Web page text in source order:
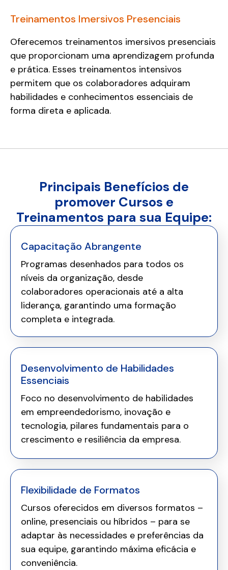
Treinamentos Imersivos Presenciais
Oferecemos treinamentos imersivos presenciais
que proporcionam uma aprendizagem profunda
e prática. Esses treinamentos intensivos
permitem que os colaboradores adquiram
habilidades e conhecimentos essenciais de
forma direta e aplicada.
Principais Benefícios de
promover Cursos e
Treinamentos para sua Equipe:
Capacitação Abrangente
Programas desenhados para todos os
níveis da organização, desde
colaboradores operacionais até a alta
liderança, garantindo uma formação
completa e integrada.
Desenvolvimento de Habilidades
Essenciais
Foco no desenvolvimento de habilidades
em empreendedorismo, inovação e
tecnologia, pilares fundamentais para o
crescimento e resiliência da empresa.
Flexibilidade de Formatos
Cursos oferecidos em diversos formatos –
online, presenciais ou híbridos – para se
adaptar às necessidades e preferências da
sua equipe, garantindo máxima eficácia e
conveniência.